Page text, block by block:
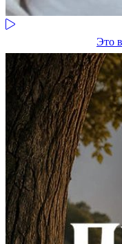
Это